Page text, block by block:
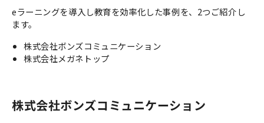
eラーニングを導入し教育を効率化した事例を、2つご紹介し
ます。
株式会社ボンズコミュニケーション
株式会社メガネトップ
株式会社ボンズコミュニケーション